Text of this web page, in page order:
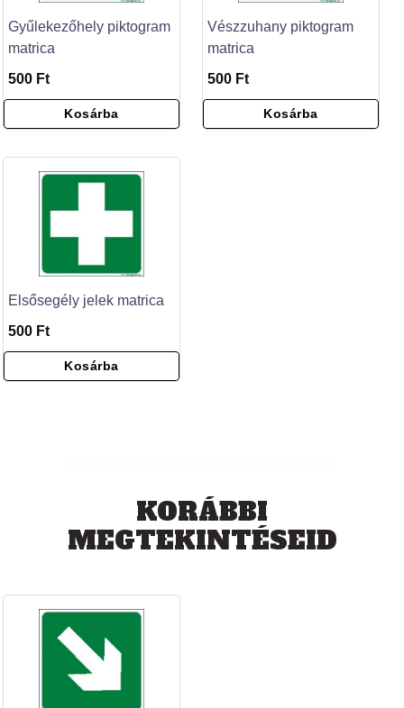
Gyűlekezőhely piktogram
matrica
500 Ft
Kosárba
Vészzuhany piktogram
matrica
500 Ft
Kosárba
Elsősegély jelek matrica
500 Ft
Kosárba
KORÁBBI
MEGTEKINTÉSEID